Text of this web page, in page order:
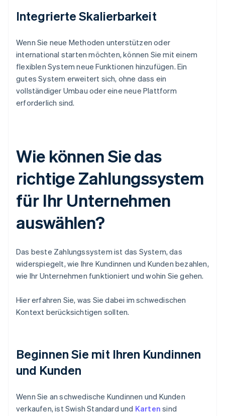
Integrierte Skalierbarkeit
Wenn Sie neue Methoden unterstützen oder
international starten möchten, können Sie mit einem
flexiblen System neue Funktionen hinzufügen. Ein
gutes System erweitert sich, ohne dass ein
vollständiger Umbau oder eine neue Plattform
erforderlich sind.
Wie können Sie das
richtige Zahlungssystem
für Ihr Unternehmen
auswählen?
Das beste Zahlungssystem ist das System, das
widerspiegelt, wie Ihre Kundinnen und Kunden bezahlen,
wie Ihr Unternehmen funktioniert und wohin Sie gehen.
Hier erfahren Sie, was Sie dabei im schwedischen
Kontext berücksichtigen sollten.
Beginnen Sie mit Ihren Kundinnen
und Kunden
Wenn Sie an schwedische Kundinnen und Kunden
verkaufen, ist Swish Standard und Karten sind